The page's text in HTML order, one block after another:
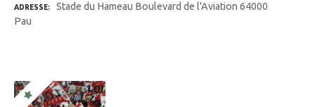
ADRESSE
Stade du Hameau Boulevard de l'Aviation 64000
Pau